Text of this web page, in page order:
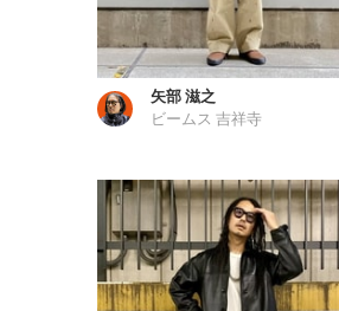
矢部 滋之
ビームス 吉祥寺